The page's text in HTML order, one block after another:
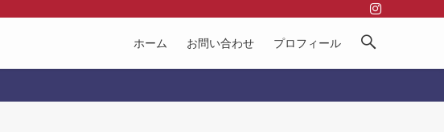
ホーム お問い合わせ プロフィール